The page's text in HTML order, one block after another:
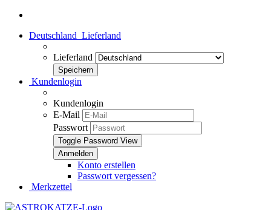
Deutschland Lieferland
Lieferland
Kundenlogin
Kundenlogin
E-Mail
Passwort
Toggle Password View
Konto erstellen
Passwort vergessen?
Merkzettel